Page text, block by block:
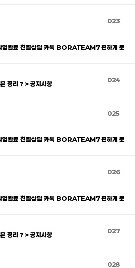
023
완료 친절상담 카톡 BORATEAM7 편하게 문
024
정리 ❓ > 공지사항
025
완료 친절상담 카톡 BORATEAM7 편하게 문
026
완료 친절상담 카톡 BORATEAM7 편하게 문
027
정리 ❓ > 공지사항
028